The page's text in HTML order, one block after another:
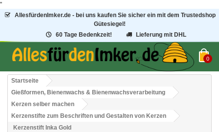
"
AllesfürdenImker.de - bei uns kaufen Sie sicher ein mit dem Trustedshop
Gütesiegel!
60 Tage Bedenkzeit!
Lieferung mit DHL
0
Startseite
Gießformen, Bienenwachs & Bienenwachsverarbeitung
Kerzen selber machen
Kerzenstifte zum Beschriften und Gestalten von Kerzen
Kerzenstift Inka Gold